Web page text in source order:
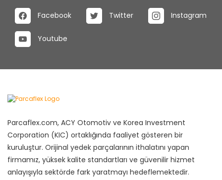
Facebook Twitter Instagram
Youtube
Parcaflex.com, ACY Otomotiv ve Korea Investment
Corporation (KIC) ortaklığında faaliyet gösteren bir
kuruluştur. Orijinal yedek parçalarının ithalatını yapan
firmamız, yüksek kalite standartları ve güvenilir hizmet
anlayışıyla sektörde fark yaratmayı hedeflemektedir.